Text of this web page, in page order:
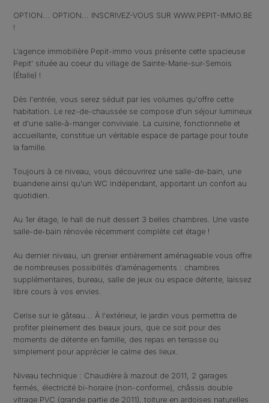
OPTION... OPTION... INSCRIVEZ-VOUS SUR WWW.PEPIT-IMMO.BE
!
L'agence immobilière Pepit-immo vous présente cette spacieuse
Pepit' située au coeur du village de Sainte-Marie-sur-Semois
(Étalle) !
Dès l'entrée, vous serez séduit par les volumes qu'offre cette
habitation. Le rez-de-chaussée se compose d'un séjour lumineux
et d'une salle-à-manger conviviale. La cuisine, fonctionnelle et
accueillante, constitue un véritable espace de partage pour toute
la famille.
Toujours à ce niveau, vous découvrirez une salle-de-bain, une
buanderie ainsi qu'un WC indépendant, apportant un confort au
quotidien.
Au 1er étage, le hall de nuit dessert 3 belles chambres. Une vaste
salle-de-bain rénovée récemment complète cet étage !
Au dernier niveau, un grenier entièrement aménageable vous offre
de nombreuses possibilités d'aménagements : chambres
supplémentaires, bureau, salle de jeux ou espace détente, laissez
libre cours à vos envies.
Cerise sur le gâteau... À l'extérieur, le jardin vous permettra de
profiter pleinement des beaux jours, que ce soit pour des
moments de détente en famille, des repas en terrasse ou
simplement pour apprécier le calme des lieux.
Niveau technique : Chaudière à mazout de 2011, 2 garages
fermés, électricité bi-horaire (non-conforme), châssis double
vitrage PVC (grande partie de 2011), toiture en ardoises naturelles